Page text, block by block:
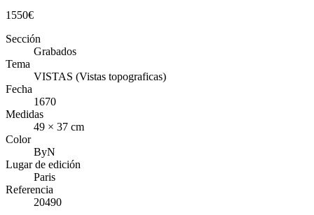
1550€
Sección
Grabados
Tema
VISTAS (Vistas topograficas)
Fecha
1670
Medidas
49 × 37 cm
Color
ByN
Lugar de edición
Paris
Referencia
20490